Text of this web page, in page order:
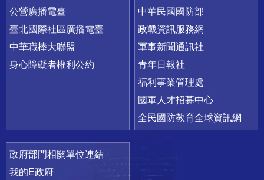
公營廣播電臺
臺北國際社區廣播電臺
中華職棒大聯盟
身心障礙者權利公約
中華民國國防部
政戰資訊服務網
軍事新聞通訊社
青年日報社
福利事業管理處
國軍人才招募中心
全民國防教育全球資訊網
政府部門相關單位連結
我的E政府